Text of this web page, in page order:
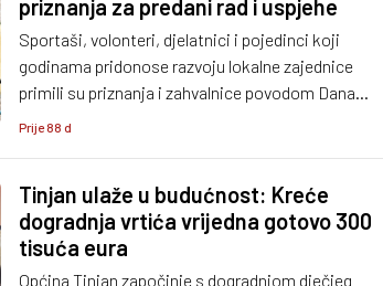
priznanja za predani rad i uspjehe
Sportaši, volonteri, djelatnici i pojedinci koji
godinama pridonose razvoju lokalne zajednice
primili su priznanja i zahvalnice povodom Dana
Općine Tinjan. Najviše općinsko priznanje ove je
Prije 88 d
Tinjan ulaže u budućnost: Kreće
dogradnja vrtića vrijedna gotovo 300
tisuća eura
Općina Tinjan započinje s dogradnjom dječjeg